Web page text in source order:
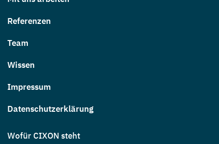
Referenzen
Team
Wissen
Impressum
Datenschutzerklärung
Wofür CIXON steht